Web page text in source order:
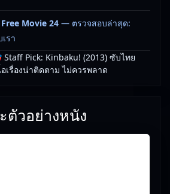
Movie 24 — ตรวจสอบล่าสุด:
รา
Staff Pick: Kinbaku! (2013) ซับไทย
เรื่องน่าติดตาม ไม่ควรพลาด
ตัวอย่างหนัง